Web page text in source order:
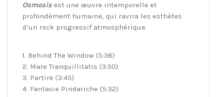
Osmosisest une œuvre intemporelle et
profondément humaine, qui ravira les esthètes
d’un rock progressif atmosphérique.
1. Behind The Window (5:38)
2. Mare Tranquillitatis (3:50)
3. Partire (3:45)
4. Fantasie Pindariche (5:32)